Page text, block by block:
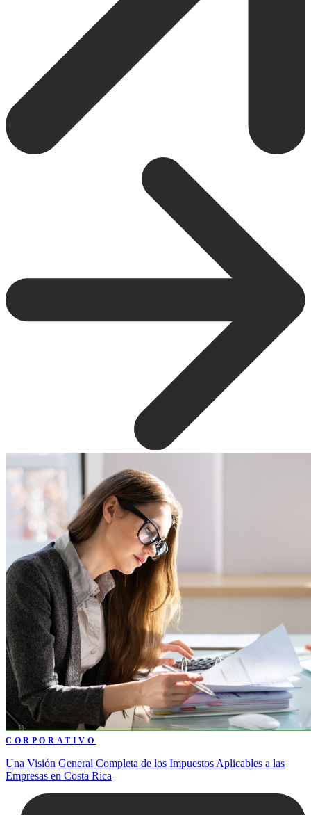
CORPORATIVO
Una Visión General Completa de los Impuestos Aplicables a las
Empresas en Costa Rica